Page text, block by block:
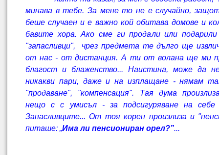
минава в тебе. За мене то не е случайно,
беше случаен и е важно кой обитава домове и
бавите хора. Ако сме ги продали или
"запасливци", чрез предмета те дълго ще
от нас - от дистанция. А ти от волана ще ми
благост и блаженство... Наистина, може да
никакви пари, даже и на изплащане - нямам
"продаване", "компенсация". Тая дума
нещо с с умисъл - за подсигуряване на
Запасливците... От тоя корен произлиза и
питаше: „Има ли пенсиониран орел?”...